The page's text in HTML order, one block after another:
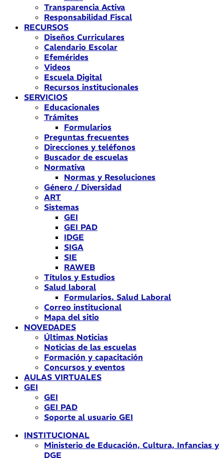
Transparencia Activa
Responsabilidad Fiscal
RECURSOS
Diseños Curriculares
Calendario Escolar
Efemérides
Videos
Escuela Digital
Recursos institucionales
SERVICIOS
Educacionales
Trámites
Formularios
Preguntas frecuentes
Direcciones y teléfonos
Buscador de escuelas
Normativa
Normas y Resoluciones
Género / Diversidad
ART
Sistemas
GEI
GEI PAD
IDGE
SIGA
SIE
RAWEB
Títulos y Estudios
Salud laboral
Formularios. Salud Laboral
Correo institucional
Mapa del sitio
NOVEDADES
Últimas Noticias
Noticias de las escuelas
Formación y capacitación
Concursos y eventos
AULAS VIRTUALES
GEI
GEI
GEI PAD
Soporte al usuario GEI
INSTITUCIONAL
Ministerio de Educación, Cultura, Infancias y
DGE